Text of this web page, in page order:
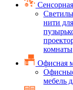
нити
комнаты
Офисная
мебель